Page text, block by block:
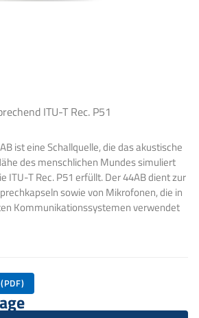
ITU-T Rec. P51
ist eine Schallquelle, die das akustische
des menschlichen Mundes simuliert
ITU-T Rec. P51 erfüllt. Der 44AB dient zur
sowie von Mikrofonen, die in
Kommunikationssystemen verwendet